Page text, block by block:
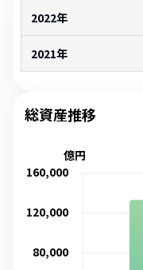
2022年
2021年
総資産推移
80,000
120,000
160,000
億円